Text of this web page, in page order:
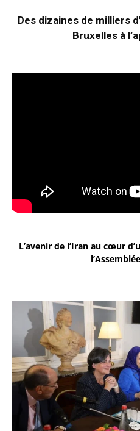
Des dizaines de milliers
Bruxelles à
L’avenir de l’Iran au cœur